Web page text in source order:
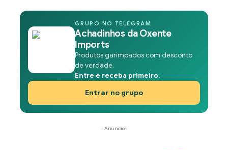
GRUPO NO TELEGRAM
Achadinhos da Oxente
Imports
Produtos garimpados com desconto
de verdade.
Entre e receba primeiro.
Entrar no grupo
- Anúncio-